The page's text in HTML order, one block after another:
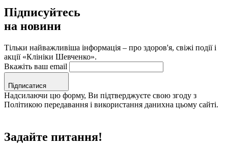
Підписуйтесь
на новини
Тільки найважливіша інформація – про здоров'я, свіжі події і
акції «Клініки Шевченко».
Вкажіть ваш email
Підписатися
Надсилаючи цю форму, Ви підтверджуєте свою згоду з
Політикою передавання і використання данихна цьому сайті.
Задайте питання!